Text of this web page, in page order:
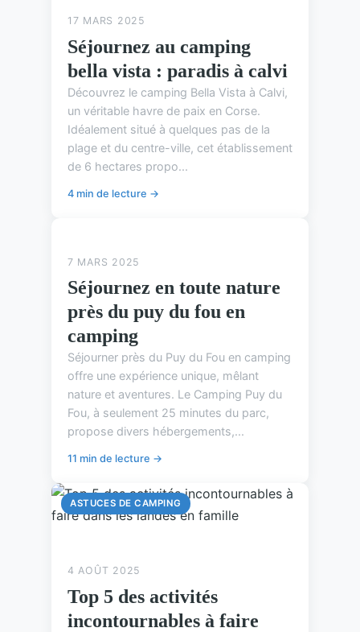
17 MARS 2025
Séjournez au camping
bella vista : paradis à calvi
Découvrez le camping Bella Vista à Calvi,
un véritable havre de paix en Corse.
Idéalement situé à quelques pas de la
plage et du centre-ville, cet établissement
de 6 hectares propo...
4 min de lecture →
7 MARS 2025
Séjournez en toute nature
près du puy du fou en
camping
Séjourner près du Puy du Fou en camping
offre une expérience unique, mêlant
nature et aventures. Le Camping Puy du
Fou, à seulement 25 minutes du parc,
propose divers hébergements,...
11 min de lecture →
ASTUCES DE CAMPING
4 AOÛT 2025
Top 5 des activités
incontournables à faire